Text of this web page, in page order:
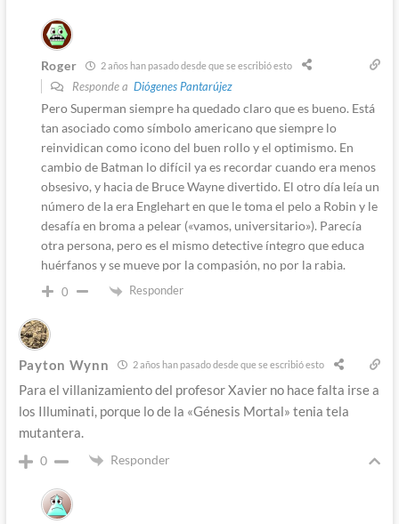
Roger 2 años han pasado desde que se escribió esto
Responde a Diógenes Pantarújez
Pero Superman siempre ha quedado claro que es bueno. Está
tan asociado como símbolo americano que siempre lo
reinvidican como icono del buen rollo y el optimismo. En
cambio de Batman lo difícil ya es recordar cuando era menos
obsesivo, y hacia de Bruce Wayne divertido. El otro día leía un
número de la era Englehart en que le toma el pelo a Robin y le
desafía en broma a pelear («vamos, universitario»). Parecía
otra persona, pero es el mismo detective íntegro que educa
huérfanos y se mueve por la compasión, no por la rabia.
0 Responder
Payton Wynn 2 años han pasado desde que se escribió esto
Para el villanizamiento del profesor Xavier no hace falta irse a
los Illuminati, porque lo de la «Génesis Mortal» tenia tela
mutantera.
0 Responder